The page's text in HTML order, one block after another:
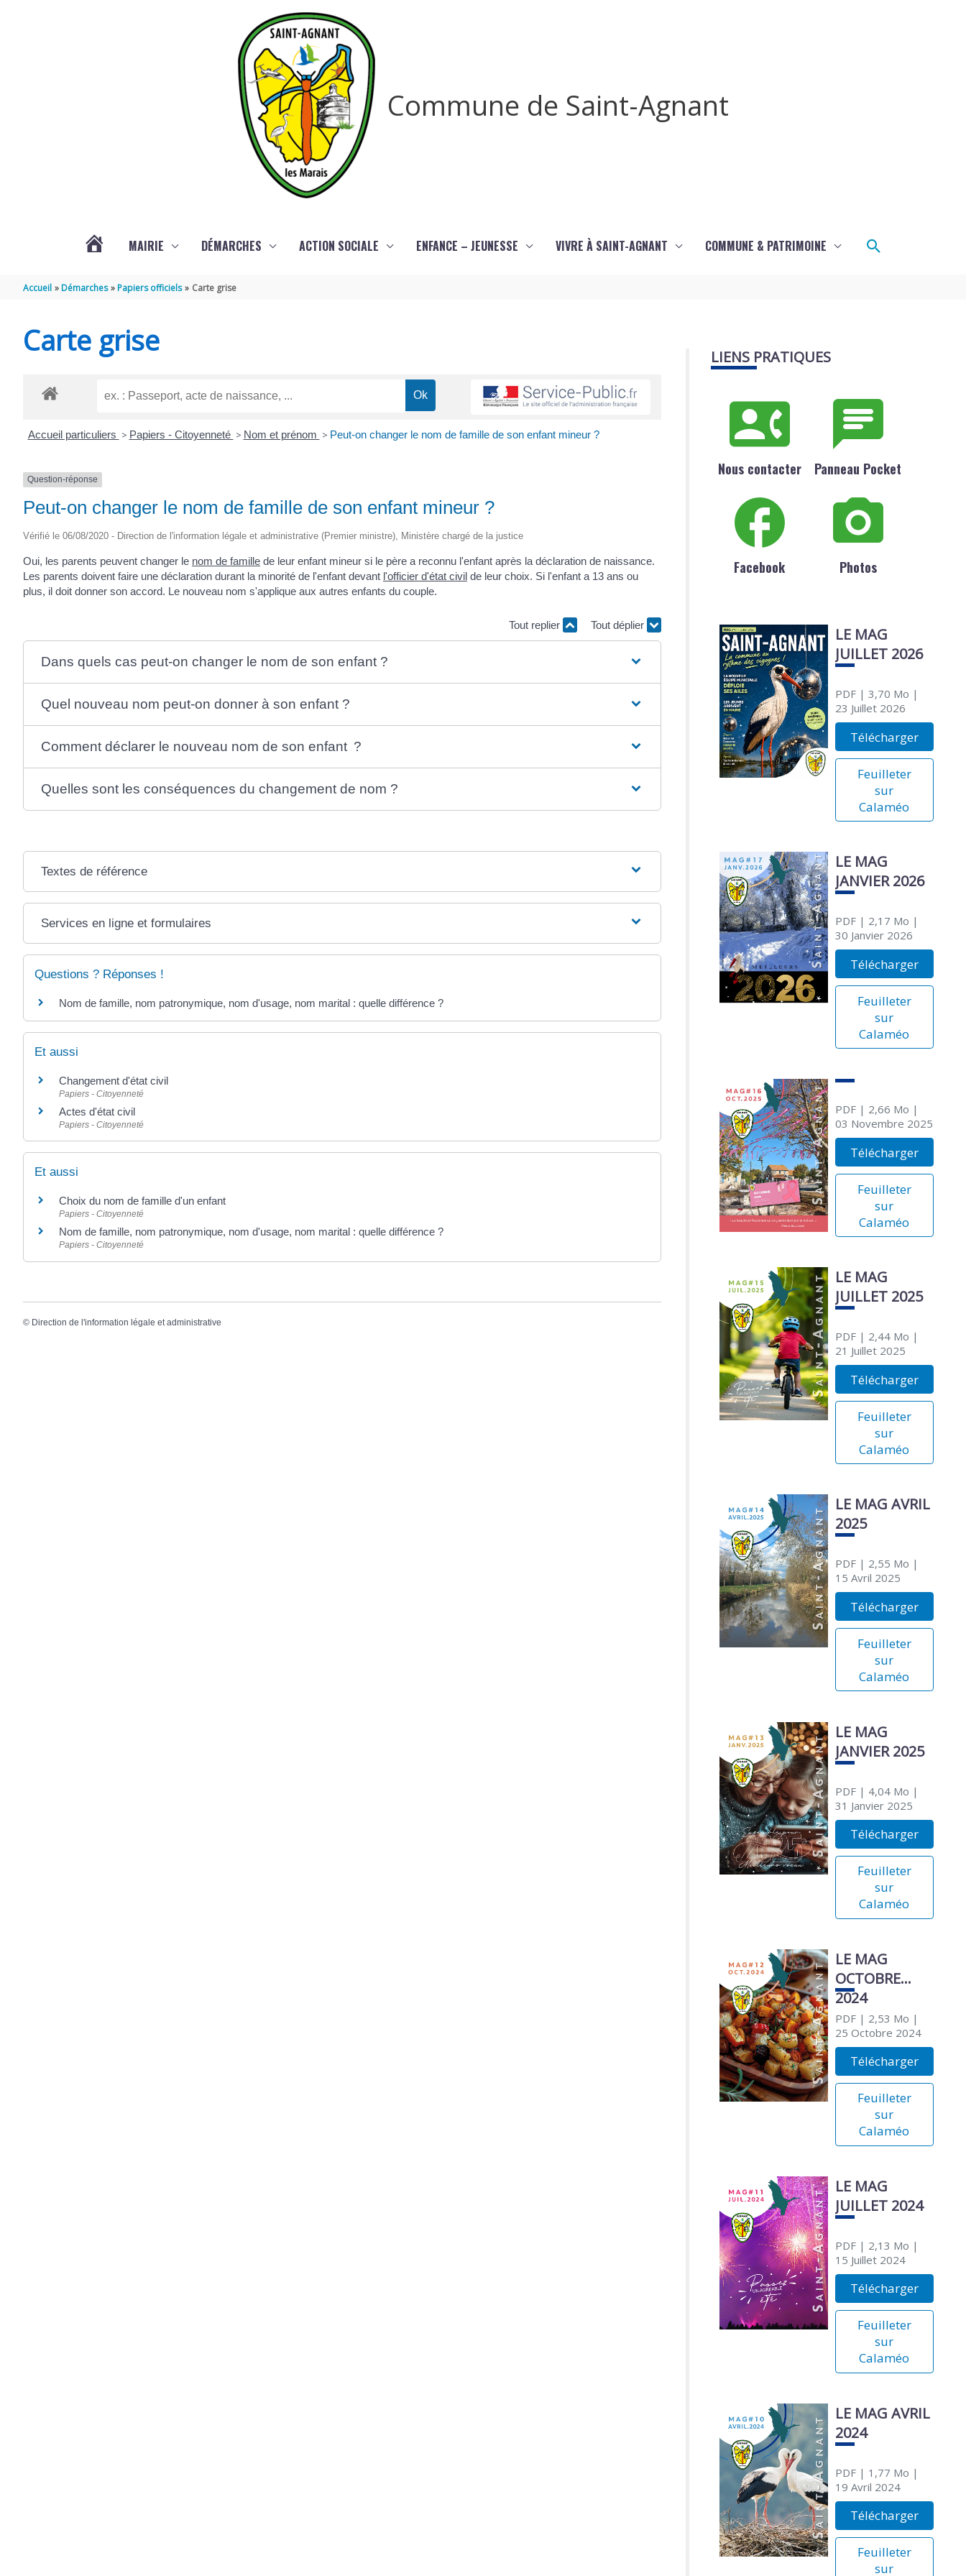
Commune de Saint-Agnant
SAINT-
MAIRIE DÉMARCHES ACTION SOCIALE ENFANCE – JEUNESSE VIVRE À SAINT-AGNANT COMMUNE & PATRIMOINE Rechercher
Accueil Démarches Papiers officiels Carte grise
Carte grise
Accueil particuliers > Papiers - Citoyenneté > Nom et prénom > Peut-on changer le nom de famille de son enfant mineur ?
Question-réponse
Peut-on changer le nom de famille de son enfant mineur ?
Vérifié le 06/08/2020 - Direction de l'information légale et administrative (Premier ministre), Ministère chargé de la justice
Oui, les parents peuvent changer le nom de famille de leur enfant mineur si le père a reconnu l'enfant après la déclaration de naissance.
Les parents doivent faire une déclaration durant la minorité de l'enfant devant l'officier d'état civil de leur choix. Si l'enfant a 13 ans ou
plus, il doit donner son accord. Le nouveau nom s'applique aux autres enfants du couple.
Tout replier Tout déplier
Dans quels cas peut-on changer le nom de son enfant ?
Quel nouveau nom peut-on donner à son enfant ?
Comment déclarer le nouveau nom de son enfant ?
Quelles sont les conséquences du changement de nom ?
Textes de référence
Services en ligne et formulaires
Questions ? Réponses !
Nom de famille, nom patronymique, nom d'usage, nom marital : quelle différence ?
Et aussi
Changement d'état civil
Papiers - Citoyenneté
Actes d'état civil
Papiers - Citoyenneté
Et aussi
Choix du nom de famille d'un enfant
Papiers - Citoyenneté
Nom de famille, nom patronymique, nom d'usage, nom marital : quelle différence ?
Papiers - Citoyenneté
© Direction de l'information légale et administrative
LIENS PRATIQUES
Nous contacter Panneau Pocket
Facebook Photos
LE MAG
JUILLET 2026
PDF| 3,70 Mo |
23 Juillet 2026
Télécharger
Feuilleter
sur
Calaméo
LE MAG
JANVIER 2026
PDF| 2,17 Mo |
30 Janvier 2026
Télécharger
Feuilleter
sur
Calaméo
PDF| 2,66 Mo |
03 Novembre 2025
Télécharger
Feuilleter
sur
Calaméo
LE MAG
JUILLET 2025
PDF| 2,44 Mo |
21 Juillet 2025
Télécharger
Feuilleter
sur
Calaméo
LE MAG AVRIL
2025
PDF| 2,55 Mo |
15 Avril 2025
Télécharger
Feuilleter
sur
Calaméo
LE MAG
JANVIER 2025
PDF| 4,04 Mo |
31 Janvier 2025
Télécharger
Feuilleter
sur
Calaméo
LE MAG
OCTOBRE
2024
PDF| 2,53 Mo |
25 Octobre 2024
Télécharger
Feuilleter
sur
Calaméo
LE MAG
JUILLET 2024
PDF| 2,13 Mo |
15 Juillet 2024
Télécharger
Feuilleter
sur
Calaméo
LE MAG AVRIL
2024
PDF| 1,77 Mo |
19 Avril 2024
Télécharger
Feuilleter
sur